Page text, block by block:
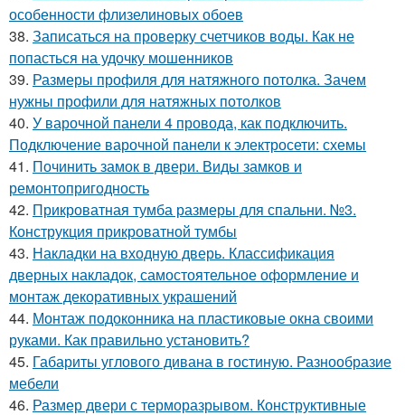
особенности флизелиновых обоев
38. Записаться на проверку счетчиков воды. Как не
попасться на удочку мошенников
39. Размеры профиля для натяжного потолка. Зачем
нужны профили для натяжных потолков
40. У варочной панели 4 провода, как подключить.
Подключение варочной панели к электросети: схемы
41. Починить замок в двери. Виды замков и
ремонтопригодность
42. Прикроватная тумба размеры для спальни. №3.
Конструкция прикроватной тумбы
43. Накладки на входную дверь. Классификация
дверных накладок, самостоятельное оформление и
монтаж декоративных украшений
44. Монтаж подоконника на пластиковые окна своими
руками. Как правильно установить?
45. Габариты углового дивана в гостиную. Разнообразие
мебели
46. Размер двери с терморазрывом. Конструктивные